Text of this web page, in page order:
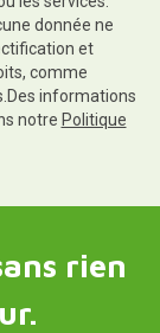
donnée ne
et
comme
informations
notre Politique
rien